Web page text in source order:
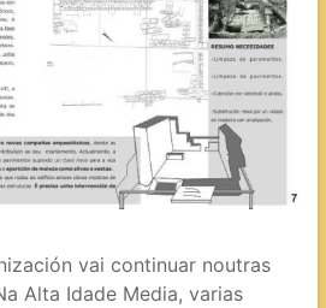
vai continuar noutras
Alta Idade Media, varias